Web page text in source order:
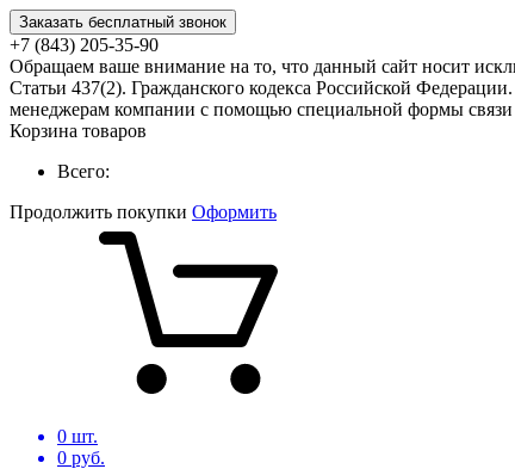
Заказать бесплатный звонок
+7 (843) 205-35-90
Обращаем ваше внимание на то, что данный сайт носит
Статьи 437(2). Гражданского кодекса Российской
менеджерам компании с помощью специальной формы
Корзина товаров
Всего:
Продолжить покупки Оформить
0 шт.
0 руб.